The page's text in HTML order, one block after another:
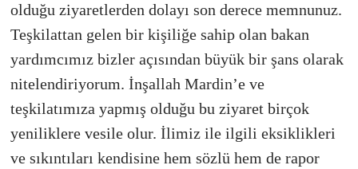
olduğu ziyaretlerden dolayı son derece memnunuz.
Teşkilattan gelen bir kişiliğe sahip olan bakan
yardımcımız bizler açısından büyük bir şans olarak
nitelendiriyorum. İnşallah Mardin’e ve
teşkilatımıza yapmış olduğu bu ziyaret birçok
yeniliklere vesile olur. İlimiz ile ilgili eksiklikleri
ve sıkıntıları kendisine hem sözlü hem de rapor